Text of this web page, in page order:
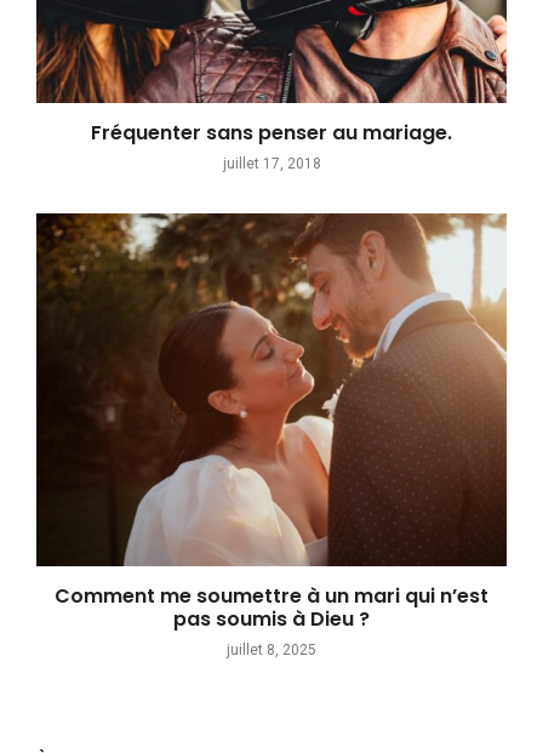
Fréquenter sans penser au mariage.
juillet 17, 2018
Comment me soumettre à un mari qui n’est
pas soumis à Dieu ?
juillet 8, 2025